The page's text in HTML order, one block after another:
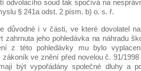
odvolacího soud tak spočívá na
§ 241a odst. 2 písm. b) o. s. ř.
důvodné i v části, ve které dovolatel
zahrnuta jeho pohledávka na náhradu
z této pohledávky mu bylo
ve znění před novelou č. 91/
být vypořádány společné dluhy a